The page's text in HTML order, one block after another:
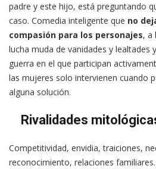
padre y este hijo, está preguntando
caso. Comedia inteligente que no
compasión para los personajes, a
lucha muda de vanidades y lealtades
guerra en el que participan
las mujeres solo intervienen cuando
alguna solución.
Rivalidades
Competitividad, envidia, traiciones,
reconocimiento, relaciones